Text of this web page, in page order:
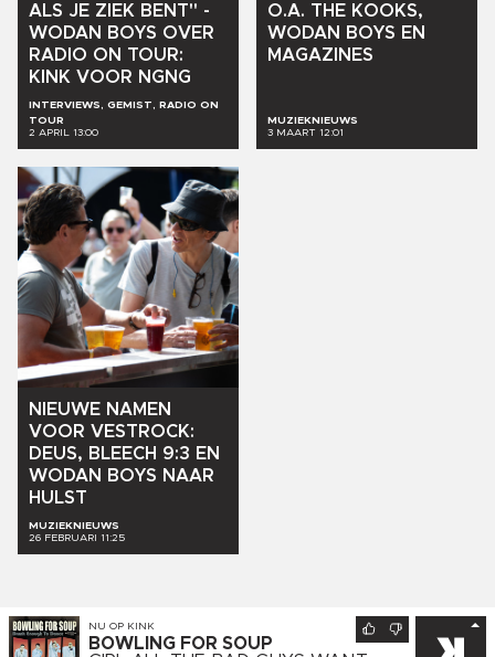
ALS JE ZIEK BENT" -
WODAN
BOYS OVER
RADIO ON TOUR:
KINK VOOR NGNG
INTERVIEWS, GEMIST, RADIO ON
TOUR
2 APRIL 13:00
O.A. THE KOOKS,
WODAN
BOYS EN
MAGAZINES
MUZIEKNIEUWS
3 MAART 12:01
NIEUWE NAMEN
VOOR VESTROCK:
DEUS, BLEECH 9:3 EN
WODAN
BOYS NAAR
HULST
MUZIEKNIEUWS
26 FEBRUARI 11:25
NU OP KINK
BOWLING FOR SOUP